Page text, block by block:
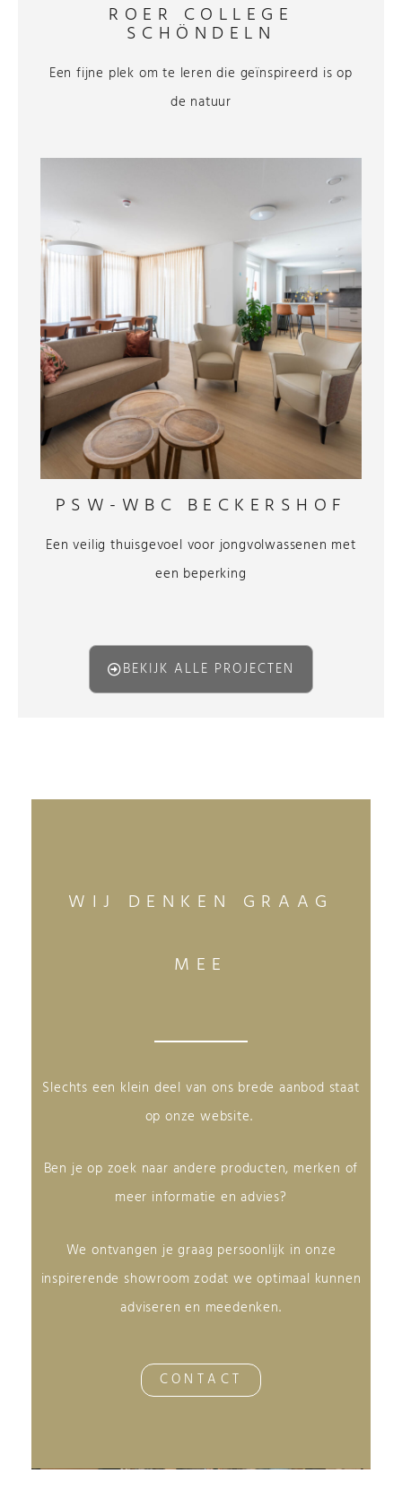
ROER COLLEGE
SCHÖNDELN
Een fijne plek om te leren die geïnspireerd is op
de natuur
PSW-WBC BECKERSHOF
Een veilig thuisgevoel voor jongvolwassenen met
een beperking
BEKIJK ALLE PROJECTEN
WIJ DENKEN GRAAG
MEE
Slechts een klein deel van ons brede aanbod staat
op onze website.
Ben je op zoek naar andere producten, merken of
meer informatie en advies?
We ontvangen je graag persoonlijk in onze
inspirerende showroom zodat we optimaal kunnen
adviseren en meedenken.
CONTACT